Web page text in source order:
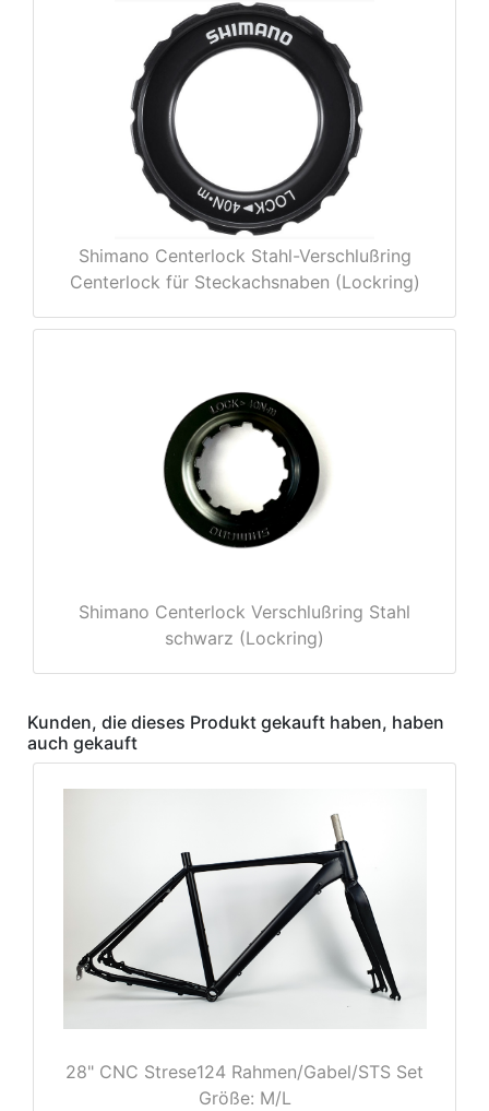
Shimano Centerlock Stahl-Verschlußring
Centerlock für Steckachsnaben (Lockring)
Shimano Centerlock Verschlußring Stahl
schwarz (Lockring)
Kunden, die dieses Produkt gekauft haben, haben
auch gekauft
28" CNC Strese124 Rahmen/Gabel/STS Set
Größe: M/L